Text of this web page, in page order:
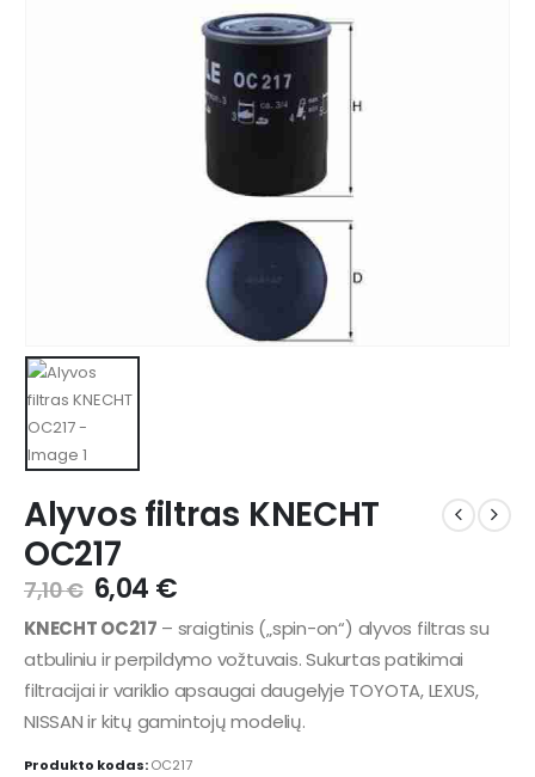
Alyvos filtras KNECHT
OC217
7,10€ 6,04 €
KNECHT OC217 – sraigtinis („spin-on“) alyvos filtras su
atbuliniu ir perpildymo vožtuvais. Sukurtas patikimai
filtracijai ir variklio apsaugai daugelyje TOYOTA, LEXUS,
NISSAN ir kitų gamintojų modelių.
Produkto kodas:OC217